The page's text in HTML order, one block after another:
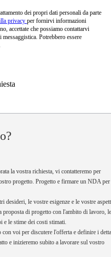
dei propri dati personali da parte
privacy per fornirvi informazioni
accettate che possiamo contattarvi
Potrebbero essere
la vostra richiesta, vi contatteremo per
progetto. Progetto e firmare un NDA per
desideri, le vostre esigenze e le vostre
proposta di progetto con l'ambito di lavoro, le
e le stime dei costi stimati.
con voi per discutere l'offerta e definire i
e inizieremo subito a lavorare sul vostro